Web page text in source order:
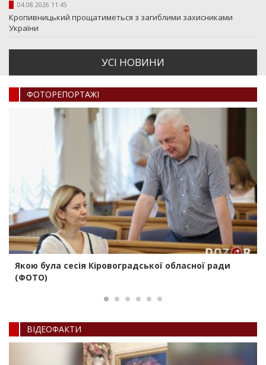
04.08.2026 11:45
Кропивницький прощатиметься з загиблими захисниками
України
УСI НОВИНИ
ФОТОРЕПОРТАЖI
Якою була сесія Кіровоградської обласної ради
(ФОТО)
ВIДЕОФАКТИ